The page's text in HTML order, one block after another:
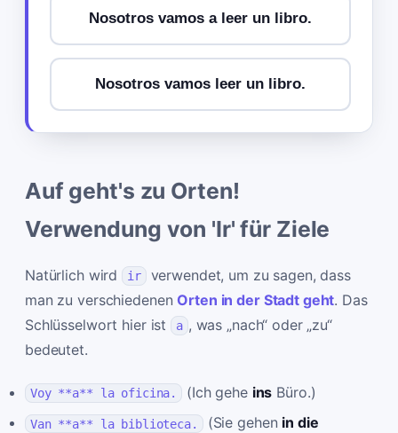
Nosotros vamos a leer un libro.
Nosotros vamos leer un libro.
Auf geht's zu Orten!
Verwendung von 'Ir' für Ziele
Natürlich wird ir verwendet, um zu sagen, dass
man zu verschiedenen Orten in der Stadt geht. Das
Schlüsselwort hier ist a , was „nach“ oder „zu“
bedeutet.
Voy **a** la oficina. (Ich gehe ins Büro.)
Van **a** la biblioteca. (Sie gehen in die